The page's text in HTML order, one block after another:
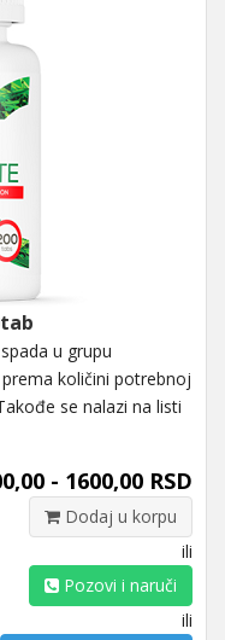
u grupu
količini potrebnoj
se nalazi na listi
- 1600,00 RSD
Dodaj u korpu
ili
Pozovi i naruči
ili